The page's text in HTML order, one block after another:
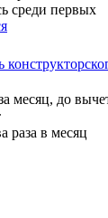
среди первых
месяц, до
раза в месяц